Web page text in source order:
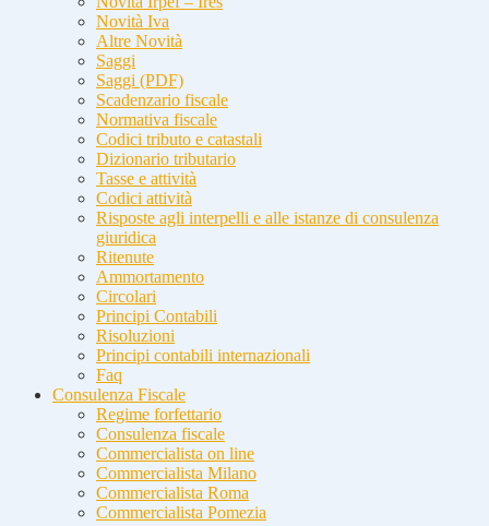
Novità Iva
Altre Novità
Saggi
Saggi (PDF)
Scadenzario fiscale
Normativa fiscale
Codici tributo e catastali
Dizionario tributario
Tasse e attività
Codici attività
Risposte agli interpelli e alle istanze di consulenza
giuridica
Ritenute
Ammortamento
Circolari
Principi Contabili
Risoluzioni
Principi contabili internazionali
Faq
Consulenza Fiscale
Regime forfettario
Consulenza fiscale
Commercialista on line
Commercialista Milano
Commercialista Roma
Commercialista Pomezia